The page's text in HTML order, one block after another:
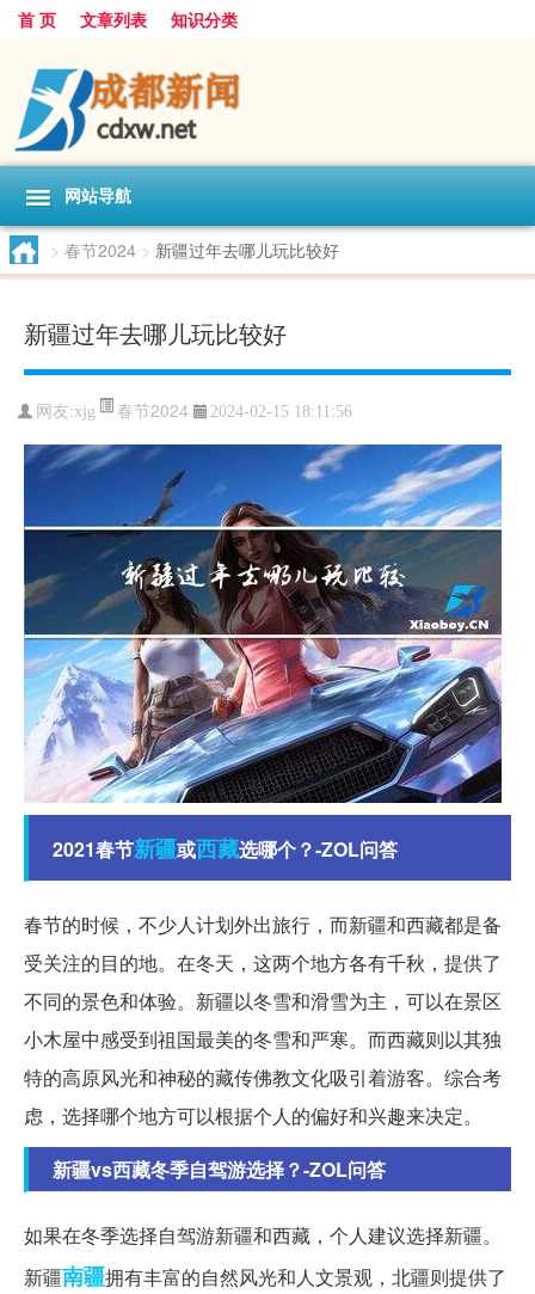
首 页 文章列表 知识分类
网站导航
> 春节2024 > 新疆过年去哪儿玩比较好
新疆过年去哪儿玩比较好
网友:xjg 春节2024 2024-02-15 18:11:56
2021春节新疆或西藏选哪个？-ZOL问答
春节的时候，不少人计划外出旅行，而新疆和西藏都是备
受关注的目的地。在冬天，这两个地方各有千秋，提供了
不同的景色和体验。新疆以冬雪和滑雪为主，可以在景区
小木屋中感受到祖国最美的冬雪和严寒。而西藏则以其独
特的高原风光和神秘的藏传佛教文化吸引着游客。综合考
虑，选择哪个地方可以根据个人的偏好和兴趣来决定。
新疆vs西藏冬季自驾游选择？-ZOL问答
如果在冬季选择自驾游新疆和西藏，个人建议选择新疆。
新疆南疆拥有丰富的自然风光和人文景观，北疆则提供了